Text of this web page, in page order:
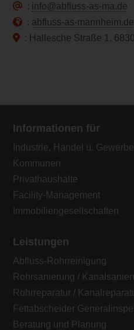
: info@abfluss-as-ma.de
: abfluss-as-mannheim.de
: Hallesche Straße 1,
Informationen für
Industrie, Handel u. Gewerbe
Kommunen
Privathaushalte
Facility-Management
Immobiliengesellschaften
Leistungen
Abfluss-Rohrreinigung
Rohrsanierung /
Rohrreparatur /
Fettabscheider
Beratung und Planung